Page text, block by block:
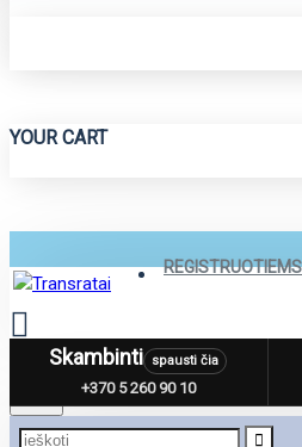
YOUR CART
MenuSkambinti spausti čia
+370 5 260 90 10